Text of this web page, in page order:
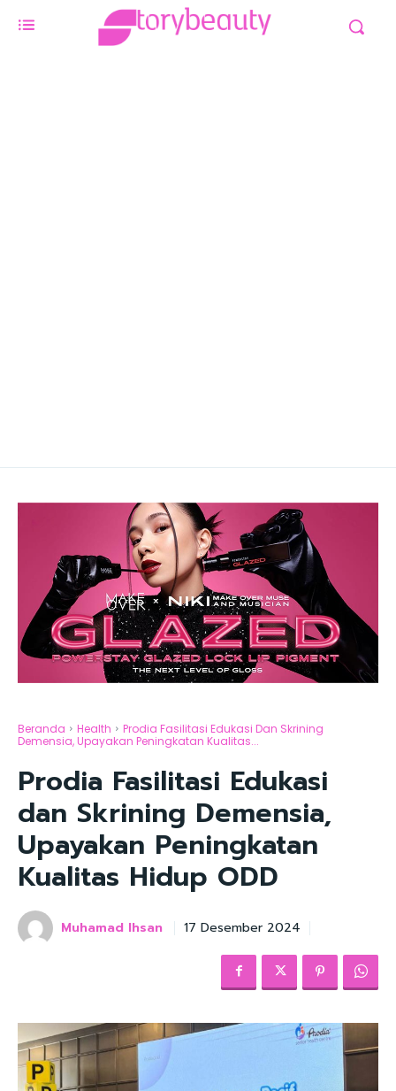
Beranda Health
Prodia Fasilitasi Edukasi Dan Skrining
Demensia, Upayakan Peningkatan Kualitas...
Prodia Fasilitasi Edukasi
dan Skrining Demensia,
Upayakan Peningkatan
Kualitas Hidup ODD
Muhamad Ihsan 17 Desember 2024